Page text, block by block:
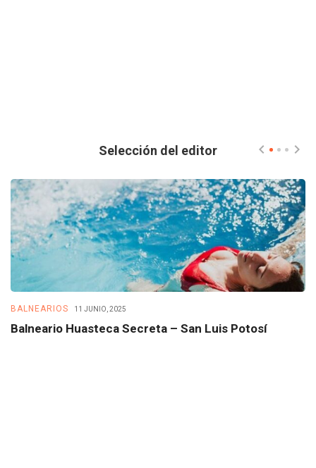
Selección del editor
BALNEARIOS 11 JUNIO, 2025
Balneario Huasteca Secreta – San Luis Potosí